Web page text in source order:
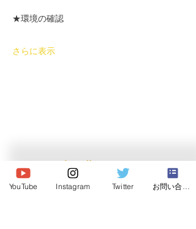
★環境の確認
さらに表示
YouTube Instagram Twitter